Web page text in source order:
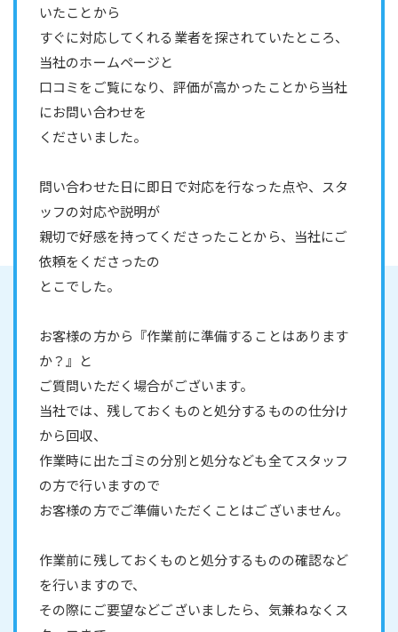
いたことから
すぐに対応してくれる業者を探されていたところ、
当社のホームページと
口コミをご覧になり、評価が高かったことから当社
にお問い合わせを
くださいました。
問い合わせた日に即日で対応を行なった点や、スタ
ッフの対応や説明が
親切で好感を持ってくださったことから、当社にご
依頼をくださったの
とこでした。
お客様の方から『作業前に準備することはあります
か？』と
ご質問いただく場合がございます。
当社では、残しておくものと処分するものの仕分け
から回収、
作業時に出たゴミの分別と処分なども全てスタッフ
の方で行いますので
お客様の方でご準備いただくことはございません。
作業前に残しておくものと処分するものの確認など
を行いますので、
その際にご要望などございましたら、気兼ねなくス